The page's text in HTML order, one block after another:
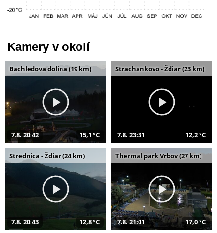
Kamery v okolí
Bachledova dolina (19 km)
7.8. 20:42 15,1 °C
Strachankovo - Ždiar (23 km)
7.8. 23:31 12,2 °C
Strednica - Ždiar (24 km)
7.8. 20:43 12,8 °C
Thermal park Vrbov (27 km)
7.8. 21:01 17,0 °C